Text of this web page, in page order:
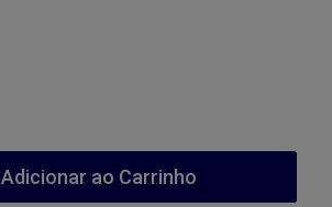
Adicionar ao Carrinho